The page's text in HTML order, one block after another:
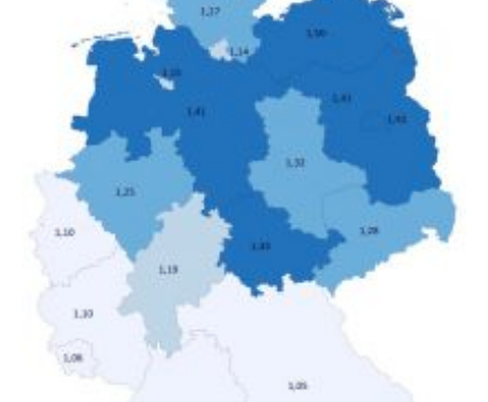
verändert hat. Das Ergebnis: Während Personen mit
hohen Einkommen (oberstes Quintil der Verteilung der
Nettoäquivalenzeinkommen) nur einen moderaten
Anstieg des Mietanteils am Gesamteinkommen
hinnehmen mussten, nahm die Belastung bei
Menschen mit…